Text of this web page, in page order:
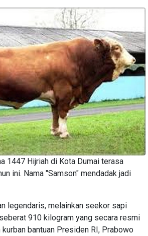
1447 Hijriah di Kota Dumai terasa
ini. Nama "Samson" mendadak jadi
legendaris, melainkan seekor sapi
910 kilogram yang secara resmi
bantuan Presiden RI, Prabowo